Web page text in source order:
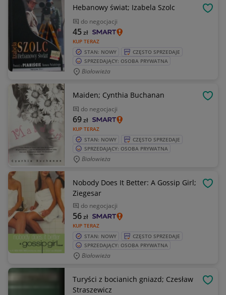
Hebanowy świat; Izabela Szolc
do negocjacji
KUP TERAZ
45zł
STAN: NOWY
CZĘSTO SPRZEDAJE
SPRZEDAJĄCY: OSOBA PRYWATNA
Białowieża
Maiden; Cynthia Buchanan
do negocjacji
KUP TERAZ
69zł
STAN: NOWY
CZĘSTO SPRZEDAJE
SPRZEDAJĄCY: OSOBA PRYWATNA
Białowieża
Nobody Does It Better: A Gossip Girl;
Ziegesar
do negocjacji
KUP TERAZ
56zł
STAN: NOWY
CZĘSTO SPRZEDAJE
SPRZEDAJĄCY: OSOBA PRYWATNA
Białowieża
Turyści z bocianich gniazd; Czesław
Straszewicz